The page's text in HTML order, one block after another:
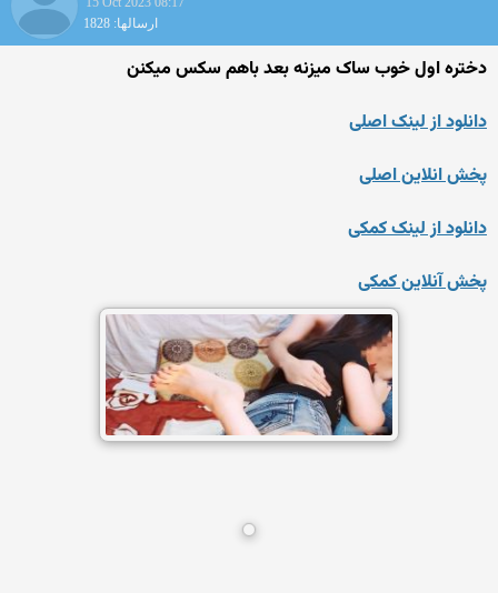
ارسالها: 1828
دختره اول خوب ساک میزنه بعد باهم سکس میکنن
دانلود از لینک اصلی
پخش انلاین اصلی
دانلود از لینک کمکی
پخش آنلاین کمکی